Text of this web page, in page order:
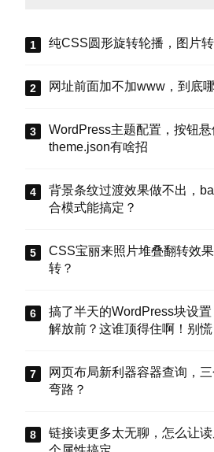
纯CSS圆形旋转轮播，图片
网址前面加不加www，到底
WordPress主题配置，按钮悬
theme.json有啥招
背景条纹过渡效果做不出，
合模式能搞定？
CSS宝丽来照片堆叠翻转效
转？
搞了半天的WordPress块设
解放前？这谁顶得住啊！别
车”。
网页布局新利器容器查询，
弯路？
链接读更多太无聊，怎么让